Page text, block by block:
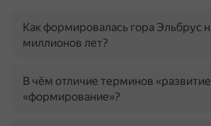
Как формировалась гора Эльбрус
миллионов лет?
В чём отличие терминов
«формирование»?